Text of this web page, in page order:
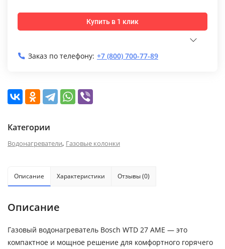
Купить в 1 клик
Заказ по телефону: +7 (800) 700-77-89
Категории
Водонагреватели, Газовые колонки
Описание Характеристики Отзывы (0)
Описание
Газовый водонагреватель Bosch WTD 27 AME — это
компактное и мощное решение для комфортного горячего